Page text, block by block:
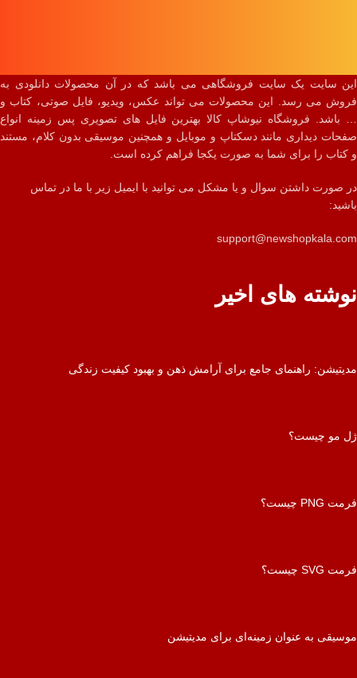
این سایت یک سایت فروشگاهی می باشد که در آن محصولات دانلودی به
فروش می رسد. این محصولات می تواند عکس، ویدیو، فایل صوتی، کتاب و
… باشد. فروشگاه نیوشاپ کالا بهترین فایل های تصویری پس زمینه انواع
صفحات دیداری مانند دسکتاپ و موبایل و همچنین موسیقی بدون کلام، مستند
و کتاب را برای شما به صورت یکجا فراهم کرده است.
در صورت داشتن سوال و یا مشکل می توانید با ایمیل زیر با ما در تماس
باشید:
support@newshopkala.com
نوشته های اخیر
مدیتیشن: راهنمای جامع برای آرامش ذهن و بهبود کیفیت زندگی
ژل مو چیست؟
فرمت PNG چیست؟
فرمت SVG چیست؟
موسیقی به عنوان زمینه‌ای برای مدیتیشن